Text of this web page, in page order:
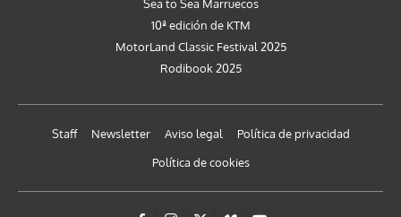
Sea to Sea Marruecos
10ª edición de KTM
MotorLand Classic Festival 2025
Rodibook 2025
Staff Newsletter Aviso legal
Política de privacidad
Política de cookies